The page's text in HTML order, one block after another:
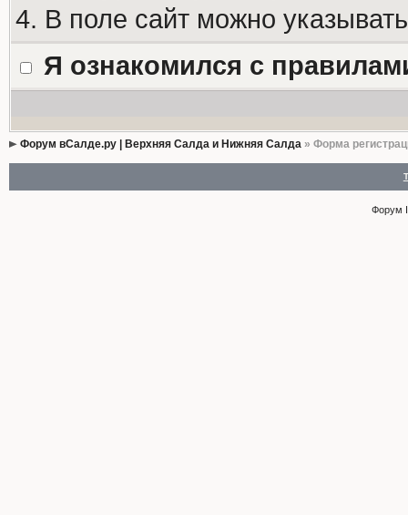
4. В поле сайт можно
Я ознакомился с
Форум вСалде.ру | Верхняя Салда и Нижняя Салда» Форма
Форум